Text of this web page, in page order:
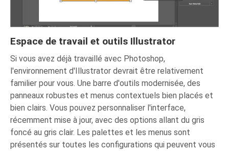
Espace de travail et outils Illustrator
Si vous avez déjà travaillé avec Photoshop,
l'environnement d'Illustrator devrait être relativement
familier pour vous. Une barre d'outils modernisée, des
panneaux robustes et menus contextuels bien placés et
bien clairs. Vous pouvez personnaliser l'interface,
récemment mise à jour, avec des options allant du gris
foncé au gris clair. Les palettes et les menus sont
présentés sur toutes les configurations qui peuvent vous